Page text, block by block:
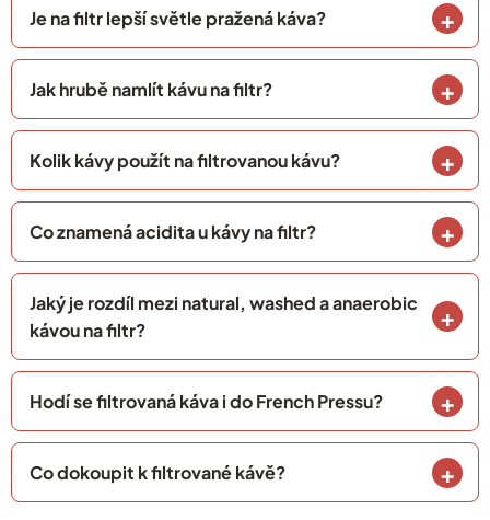
Je na filtr lepší světle pražená káva?
Jak hrubě namlít kávu na filtr?
Kolik kávy použít na filtrovanou kávu?
Co znamená acidita u kávy na filtr?
Jaký je rozdíl mezi natural, washed a anaerobic
kávou na filtr?
Hodí se filtrovaná káva i do French Pressu?
Co dokoupit k filtrované kávě?